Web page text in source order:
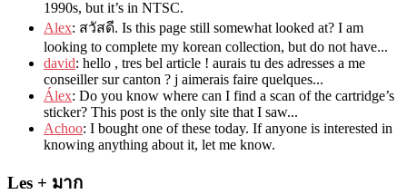
1990s, but it’s in NTSC.
Alex: สวัสดี. Is this page still somewhat looked at? I am
looking to complete my korean collection, but do not have...
david: hello , tres bel article ! aurais tu des adresses a me
conseiller sur canton ? j aimerais faire quelques...
Álex: Do you know where can I find a scan of the cartridge’s
sticker? This post is the only site that I saw...
Achoo: I bought one of these today. If anyone is interested in
knowing anything about it, let me know.
Les + มาก